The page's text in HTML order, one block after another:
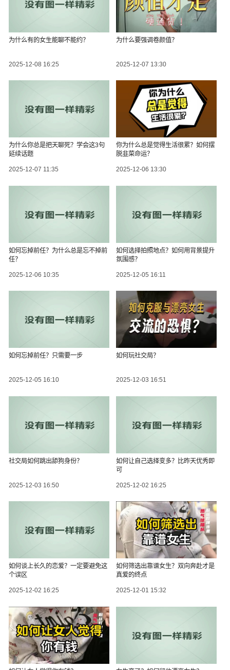
为什么有的女生能聊不能约？
2025-12-08 16:25
为什么要强调卷颜值？
2025-12-07 13:30
为什么你总是把天聊死？学会这3句
延续话题
2025-12-07 11:35
你为什么总是觉得生活很累？如何摆
脱韭菜命运？
2025-12-06 13:30
如何忘掉前任？为什么总是忘不掉前
任？
2025-12-06 10:35
如何选择拍照地点？如何用背景提升
氛围感？
2025-12-05 16:11
如何忘掉前任？只需要一步
2025-12-05 16:10
如何玩社交局？
2025-12-03 16:51
社交局如何跳出舔狗身份？
2025-12-03 16:50
如何让自己选择变多？比昨天优秀即
可
2025-12-02 16:25
如何谈上长久的恋爱？一定要避免这
个误区
2025-12-02 16:25
如何筛选出靠谱女生？双向奔赴才是
真爱的终点
2025-12-01 15:32